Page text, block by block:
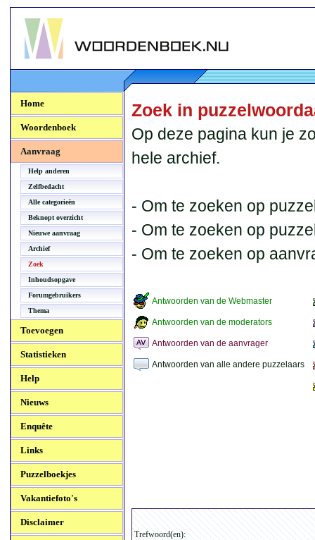
Woordenboek.NU
Home
Woordenboek
Aanvraag
Help anderen
Zelfbedacht
Alle categorieën
Beknopt overzicht
Nieuwe aanvraag
Archief
Zoek
Inhoudsopgave
Forumgebruikers
Thema
Toevoegen
Statistieken
Help
Nieuws
Enquête
Links
Puzzelboekjes
Vakantiefoto's
Disclaimer
Zoek in
Op deze pagina kun je
hele archief.
- Om te zoeken op
- Om te zoeken op
- Om te zoeken op
Antwoorden van de Webmaster
Antwoorden van de moderators
Antwoorden van de aanvrager
Antwoorden van alle andere puzzelaars
Trefwoord(en):